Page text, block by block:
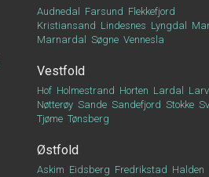
Audnedal Farsund Flekkefjord
Kristiansand Lindesnes Lyngdal
Marnardal
Søgne Vennesla
Vestfold
Hof Holmestrand Horten Lardal
Nøtterøy Sande Sandefjord Stokke
Tjøme Tønsberg
Østfold
Askim Eidsberg Fredrikstad Halden